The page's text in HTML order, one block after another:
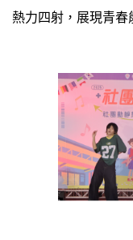
熱力四射，展現青春